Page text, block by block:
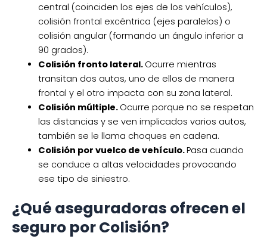
central (coinciden los ejes de los vehículos),
colisión frontal excéntrica (ejes paralelos) o
colisión angular (formando un ángulo inferior a
90 grados).
Colisión fronto lateral. Ocurre mientras
transitan dos autos, uno de ellos de manera
frontal y el otro impacta con su zona lateral.
Colisión múltiple. Ocurre porque no se respetan
las distancias y se ven implicados varios autos,
también se le llama choques en cadena.
Colisión por vuelco de vehículo.Pasa cuando
se conduce a altas velocidades provocando
ese tipo de siniestro.
¿Qué aseguradoras ofrecen el
seguro por Colisión?